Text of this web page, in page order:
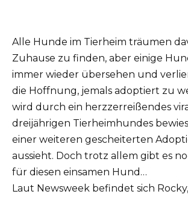
Alle Hunde im Tierheim träumen
Zuhause zu finden, aber einige
immer wieder übersehen und
die Hoffnung, jemals adoptiert zu
wird durch ein herzzerreißendes
dreijährigen Tierheimhundes
einer weiteren gescheiterten
aussieht. Doch trotz allem gibt es
für diesen einsamen Hund…
Laut Newsweek befindet sich